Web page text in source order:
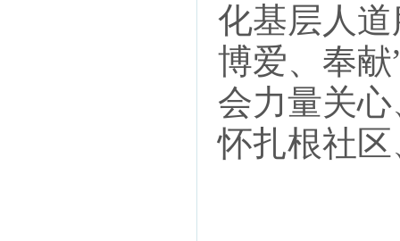
化基层人
博爱、奉
会力量关
怀扎根社